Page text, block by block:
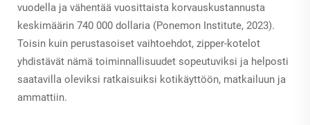
vuodella ja vähentää vuosittaista korvauskustannusta
keskimäärin 740 000 dollaria (Ponemon Institute, 2023).
Toisin kuin perustasoiset vaihtoehdot, zipper-kotelot
yhdistävät nämä toiminnallisuudet sopeutuviksi ja helposti
saatavilla oleviksi ratkaisuiksi kotikäyttöön, matkailuun ja
ammattiin.